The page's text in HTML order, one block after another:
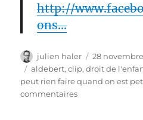
http://
ons…
Auteur
julien haler
Publié
le
28
Étiquettes
aldebert,clip,droit de
peut rien faire quand on est
commentairessur